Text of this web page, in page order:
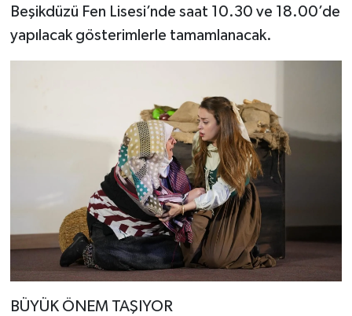
Beşikdüzü Fen Lisesi’nde saat 10.30 ve 18.00’de
yapılacak gösterimlerle tamamlanacak.
BÜYÜK ÖNEM TAŞIYOR